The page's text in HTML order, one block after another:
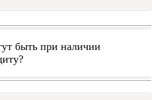
быть при наличии